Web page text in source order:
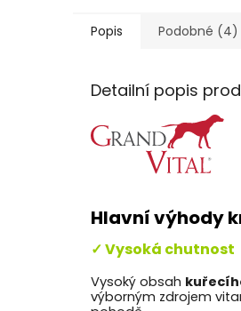
Popis Podobné (4)
Detailní popis
Hlavní výhody
✓ Vysoká chutnost
Vysoký obsah
výborným zdrojem